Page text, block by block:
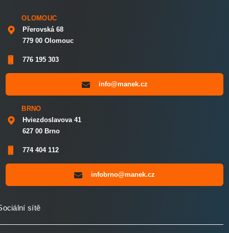
OLOMOUC
Přerovská 68
779 00 Olomouc
776 195 303
info@manek.cz
BRNO
Hviezdoslavova 41
627 00 Brno
774 404 112
infobrno@manek.cz
sítě